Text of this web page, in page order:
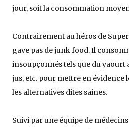
jour, soit la consommation
Contrairement au héros de
gave pas de junk food. Il
insoupçonnés tels que du yaourt
jus, etc. pour mettre en évidence
les alternatives dites saines.
Suivi par une équipe de